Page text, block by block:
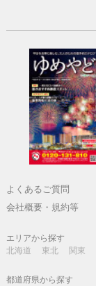
よくあるご質問
会社概要・規約等
エリアから探す
北海道
東北 関東
都道府県から探す